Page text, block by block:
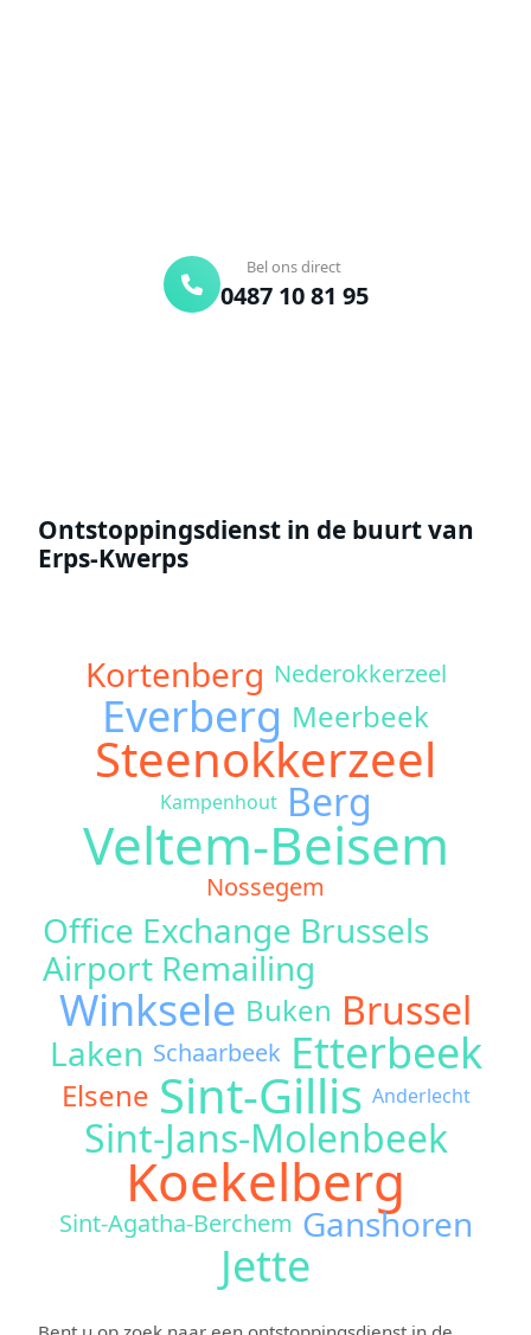
Bel ons direct
0487 10 81 95
Ontstoppingsdienst in de buurt van
Erps-Kwerps
Kortenberg Nederokkerzeel
Everberg Meerbeek
Steenokkerzeel
Kampenhout Berg
Veltem-Beisem
Nossegem
Office Exchange Brussels
Airport Remailing
Winksele Buken Brussel
Laken Schaarbeek Etterbeek
Elsene Sint-Gillis Anderlecht
Sint-Jans-Molenbeek
Koekelberg
Sint-Agatha-Berchem Ganshoren
Jette